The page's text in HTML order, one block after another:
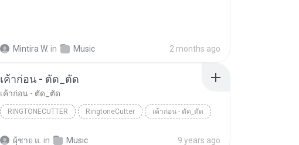
Mintira W. in Music 2 months ago
เค้าก่อน - ตัด_ตัด
เค้าก่อน - ตัด_ตัด
RINGTONECUTTER RingtoneCutter เค้าก่อน - ตัด_ตัด
ผุ้ชาย แ. in Music 9 years ago